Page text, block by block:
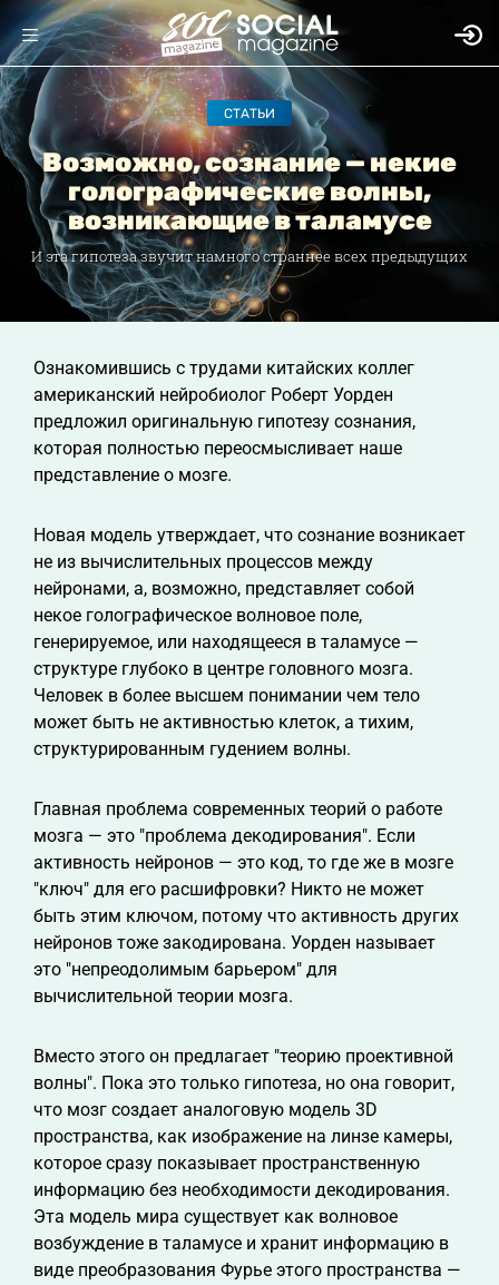
СТАТЬИ
Возможно, сознание — некие
голографические волны,
возникающие в таламусе
И эта гипотеза звучит намного страннее всех предыдущих
Ознакомившись с трудами китайских коллег
американский нейробиолог Роберт Уорден
предложил оригинальную гипотезу сознания,
которая полностью переосмысливает наше
представление о мозге.
Новая модель утверждает, что сознание возникает
не из вычислительных процессов между
нейронами, а, возможно, представляет собой
некое голографическое волновое поле,
генерируемое, или находящееся в таламусе —
структуре глубоко в центре головного мозга.
Человек в более высшем понимании чем тело
может быть не активностью клеток, а тихим,
структурированным гудением волны.
Главная проблема современных теорий о работе
мозга — это "проблема декодирования". Если
активность нейронов — это код, то где же в мозге
"ключ" для его расшифровки? Никто не может
быть этим ключом, потому что активность других
нейронов тоже закодирована. Уорден называет
это "непреодолимым барьером" для
вычислительной теории мозга.
Вместо этого он предлагает "теорию проективной
волны". Пока это только гипотеза, но она говорит,
что мозг создает аналоговую модель 3D
пространства, как изображение на линзе камеры,
которое сразу показывает пространственную
информацию без необходимости декодирования.
Эта модель мира существует как волновое
возбуждение в таламусе и хранит информацию в
виде преобразования Фурье этого пространства —